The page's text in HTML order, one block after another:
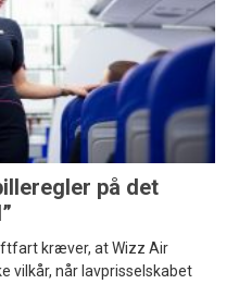
på det
kræver, at Wizz Air
vilkår, når lavprisselskabet